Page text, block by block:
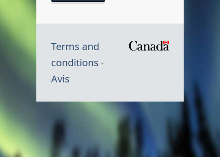
Terms and
conditions
Avis
Canada